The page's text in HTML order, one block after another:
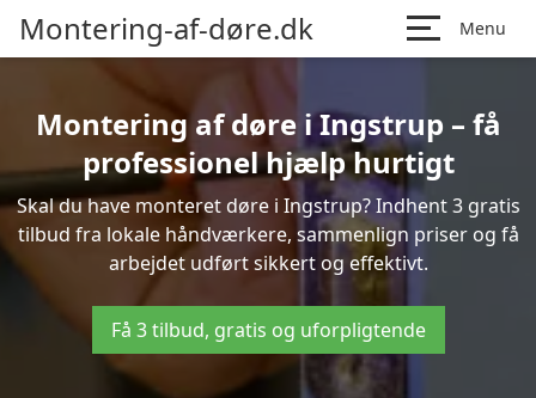
Montering-af-døre.dk Menu
Montering af døre i Ingstrup – få
professionel hjælp hurtigt
Skal du have monteret døre i Ingstrup? Indhent 3 gratis
tilbud fra lokale håndværkere, sammenlign priser og få
arbejdet udført sikkert og effektivt.
Få 3 tilbud, gratis og uforpligtende